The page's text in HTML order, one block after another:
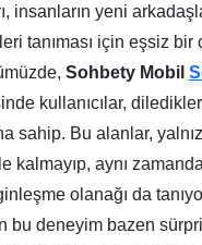
insanların yeni
tanıması için eşsiz bir
Sohbety Mobil
kullanıcılar,
sahip. Bu alanlar,
kalmayıp, aynı
olanağı da
bu deneyim bazen